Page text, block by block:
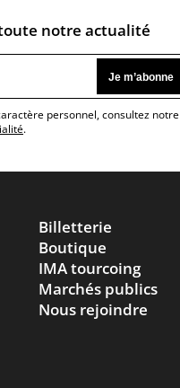
notre actualité
personnel, consultez notre
.
Billetterie
Boutique
IMA tourcoing
Marchés publics
Nous rejoindre